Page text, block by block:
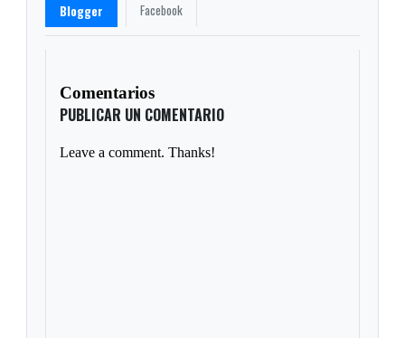
Blogger Facebook
Comentarios
PUBLICAR UN COMENTARIO
Leave a comment. Thanks!